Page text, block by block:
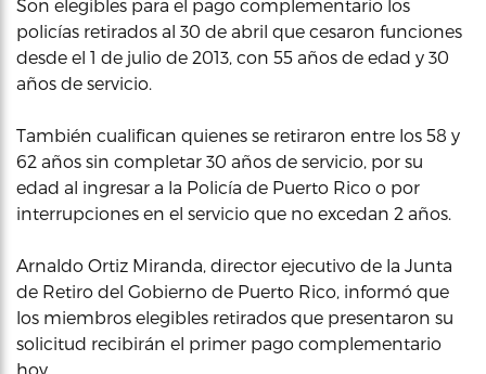
Son elegibles para el pago complementario los
policías retirados al 30 de abril que cesaron funciones
desde el 1 de julio de 2013, con 55 años de edad y 30
años de servicio.
También cualifican quienes se retiraron entre los 58 y
62 años sin completar 30 años de servicio, por su
edad al ingresar a la Policía de Puerto Rico o por
interrupciones en el servicio que no excedan 2 años.
Arnaldo Ortiz Miranda, director ejecutivo de la Junta
de Retiro del Gobierno de Puerto Rico, informó que
los miembros elegibles retirados que presentaron su
solicitud recibirán el primer pago complementario
hoy.